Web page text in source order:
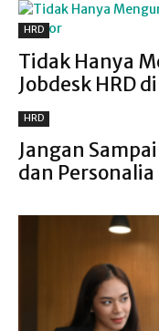
HRD
Tidak Hanya
Jobdesk HRD
HRD
Jangan
dan